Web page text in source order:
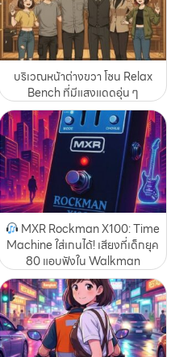
บริเวณหน้าต่างขวา โซน Relax
Bench ที่มีแสงแดดอุ่น ๆ
MXR Rockman X100: Time
Machine ใส่เกนได้! เสียงที่เด็กยุค
80 แอบฟังใน Walkman